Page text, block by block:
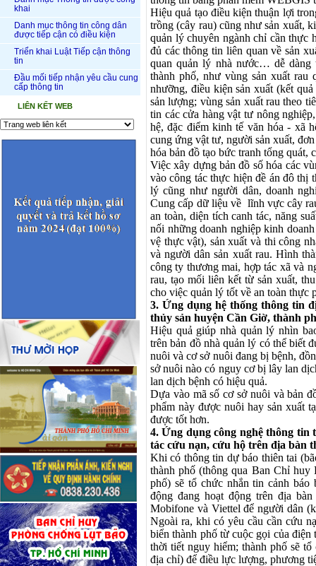
khai
Danh mục thông tin công dân
được tiếp cận có điều kiện
Triển khai Luật Tiếp cận thông
tin
Đầu mối tiếp nhận yêu cầu cung
cấp thông tin
LIÊN KẾT WEB
Hiệu quả tạo điều kiện thuận lợi
trồng (cây rau) cũng như sản xuất,
quản lý chuyên ngành chỉ cần thực
đủ các thông tin liên quan về sản
quan quản lý nhà nước… dễ dàng
thành phố, như vùng sản xuất rau
nhưỡng, điều kiện sản xuất (kết
sản lượng; vùng sản xuất rau theo
tin các cửa hàng vật tư nông
hệ, đặc điểm kinh tế văn hóa - xã
cung ứng vật tư, người sản xuất,
hóa bản đồ tạo bức tranh tổng quát,
Việc xây dựng bản đồ số hóa các
vào công tác thực hiện đề án đô thị
lý cũng như người dân, doanh
Cung cấp dữ liệu về lĩnh vực cây
an toàn, diện tích canh tác, năng
nối những doanh nghiệp kinh
vệ thực vật), sản xuất và thi công
và người dân sản xuất rau. Hình
công ty thương mai, hợp tác xã và
rau, tạo mối liên kết từ sản xuất,
cho việc quản lý tốt về an toàn thực
3. Ứng dụng hệ thống thông tin
thủy sản huyện Cần Giờ, thành
Hiệu quả giúp nhà quản lý nhìn
trên bản đồ nhà quản lý có thể biết
nuôi và cơ sở nuôi đang bị bệnh,
sở nuôi nào có nguy cơ bị lây lan
lan dịch bệnh có hiệu quả.
Dựa vào mã số cơ sở nuôi và bản
phẩm này được nuôi hay sản xuất
được tốt hơn.
4. Ứng dụng công nghệ thông
tác cứu nạn, cứu hộ trên địa bàn
Khi có thông tin dự báo thiên tai
thành phố (thông qua Ban Chỉ huy
phố) sẽ tổ chức nhắn tin cảnh
động đang hoạt động trên địa
Mobifone và Viettel để người dân
Ngoài ra, khi có yêu cầu cần cứu
biển thành phố từ cuộc gọi của
thời tiết nguy hiểm; thành phố sẽ
địa chỉ) để điều lực lượng, phương